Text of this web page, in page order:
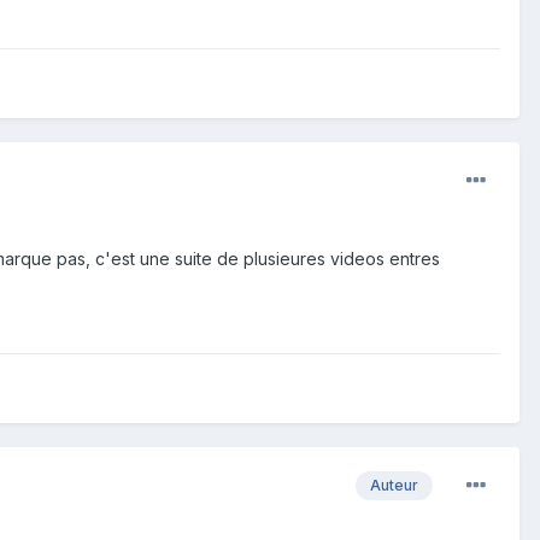
pas, c'est une suite de plusieures videos entres
Auteur